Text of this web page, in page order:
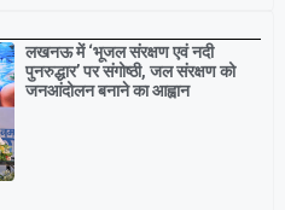
लखनऊ में ‘भूजल संरक्षण एवं नदी
पुनरुद्धार’ पर संगोष्ठी, जल संरक्षण को
जनआंदोलन बनाने का आह्वान